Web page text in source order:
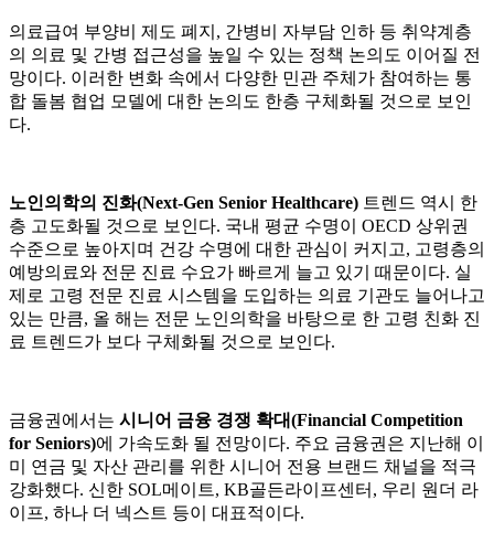
의료급여 부양비 제도 폐지, 간병비 자부담 인하 등 취약계층
의 의료 및 간병 접근성을 높일 수 있는 정책 논의도 이어질 전
망이다. 이러한 변화 속에서 다양한 민관 주체가 참여하는 통
합 돌봄 협업 모델에 대한 논의도 한층 구체화될 것으로 보인
다.
노인의학의 진화(Next-Gen Senior Healthcare) 트렌드 역시 한
층 고도화될 것으로 보인다. 국내 평균 수명이 OECD 상위권
수준으로 높아지며 건강 수명에 대한 관심이 커지고, 고령층의
예방의료와 전문 진료 수요가 빠르게 늘고 있기 때문이다. 실
제로 고령 전문 진료 시스템을 도입하는 의료 기관도 늘어나고
있는 만큼, 올 해는 전문 노인의학을 바탕으로 한 고령 친화 진
료 트렌드가 보다 구체화될 것으로 보인다.
금융권에서는 시니어 금융 경쟁 확대(Financial Competition
for Seniors)에 가속도화 될 전망이다. 주요 금융권은 지난해 이
미 연금 및 자산 관리를 위한 시니어 전용 브랜드 채널을 적극
강화했다. 신한 SOL메이트, KB골든라이프센터, 우리 원더 라
이프, 하나 더 넥스트 등이 대표적이다.